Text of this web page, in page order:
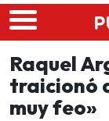
Skip to main
Raquel
traicionó
muy feo»